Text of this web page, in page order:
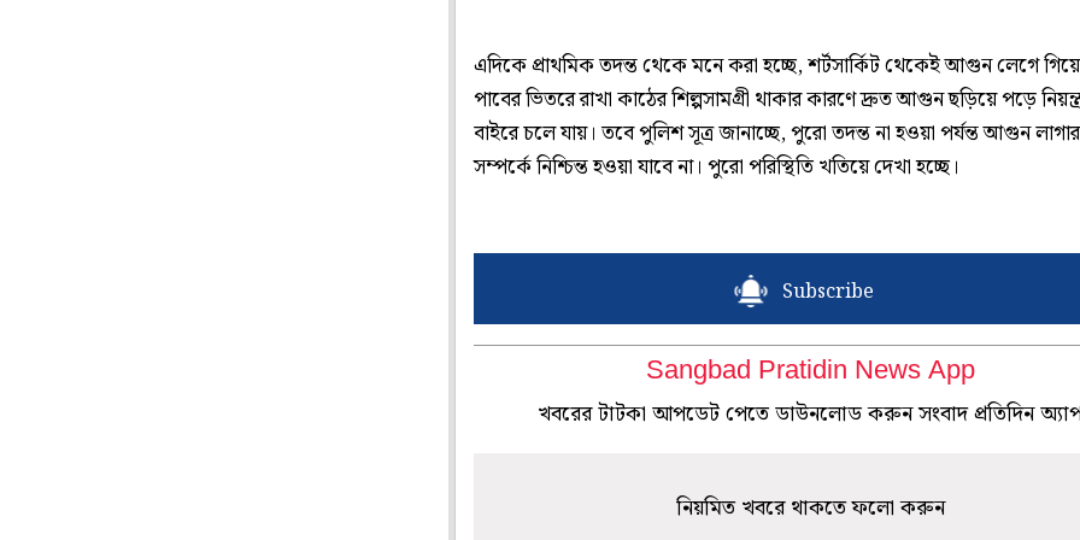
এদিকে প্রাথমিক তদন্ত থেকে মনে করা হচ্ছে, শর্টসার্কিট থেকেই আগুন লেগে
পাবের ভিতরে রাখা কাঠের শিল্পসামগ্রী থাকার কারণে দ্রুত আগুন ছড়িয়ে পড়ে
বাইরে চলে যায়। তবে পুলিশ সূত্র জানাচ্ছে, পুরো তদন্ত না হওয়া পর্যন্ত আগুন
সম্পর্কে নিশ্চিন্ত হওয়া যাবে না। পুরো পরিস্থিতি খতিয়ে দেখা হচ্ছে।
Subscribe
Sangbad Pratidin News App
খবরের টাটকা আপডেট পেতে ডাউনলোড করুন সংবাদ প্রতিদিন
নিয়মিত খবরে থাকতে ফলো করুন